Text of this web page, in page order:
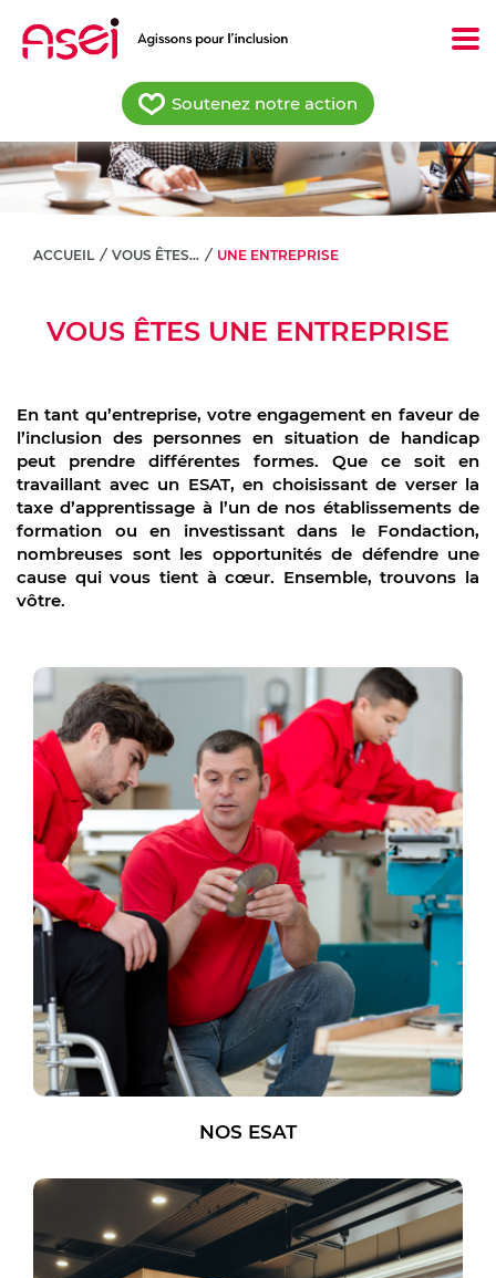
contenu
Soutenez notre action
ACCUEIL / VOUS ÊTES… / UNE ENTREPRISE
VOUS ÊTES UNE ENTREPRISE
En tant qu’entreprise, votre engagement en faveur de
l’inclusion des personnes en situation de handicap
peut prendre différentes formes. Que ce soit en
travaillant avec un ESAT, en choisissant de verser la
taxe d’apprentissage à l’un de nos établissements de
formation ou en investissant dans le Fondaction,
nombreuses sont les opportunités de défendre une
cause qui vous tient à cœur. Ensemble, trouvons la
vôtre.
NOS ESAT